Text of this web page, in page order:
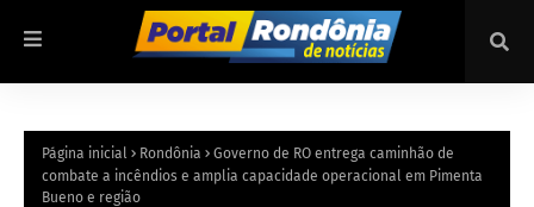
Página inicial Rondônia
Governo de RO entrega caminhão de
combate a incêndios e amplia capacidade operacional em Pimenta
Bueno e região